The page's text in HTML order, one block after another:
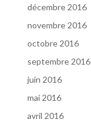
décembre 2016
novembre 2016
octobre 2016
septembre 2016
juin 2016
mai 2016
avril 2016